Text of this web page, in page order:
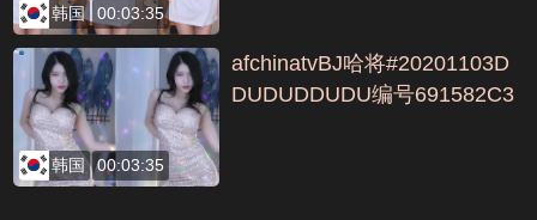
韩国 00:03:35
韩国 00:03:35
afchinatvBJ哈将#20201103D
DUDUDDUDU编号691582C3